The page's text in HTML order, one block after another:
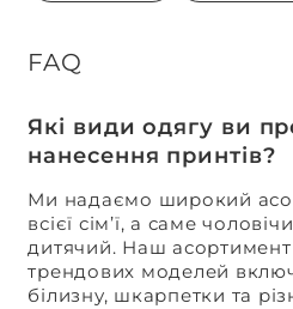
FAQ
Які види одягу ви
нанесення принтів?
Ми надаємо широкий
всієї сім’ї, а саме
дитячий. Наш асортимент
трендових моделей
білизну, шкарпетки та